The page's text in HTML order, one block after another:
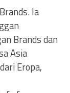
Ia
Brands dan
Asia
Eropa,